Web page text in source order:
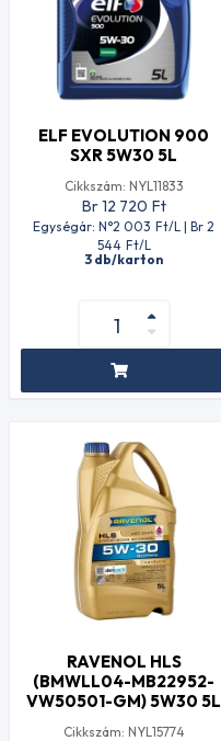
ELF EVOLUTION 900
SXR 5W30 5L
Cikkszám: NYL11833
Br 12 720 Ft
Egységár: N°2 003 Ft/L | Br 2
544 Ft/L
3 db/karton
RAVENOL HLS
(BMWLL04-MB22952-
VW50501-GM) 5W30 5L
Cikkszám: NYL15774